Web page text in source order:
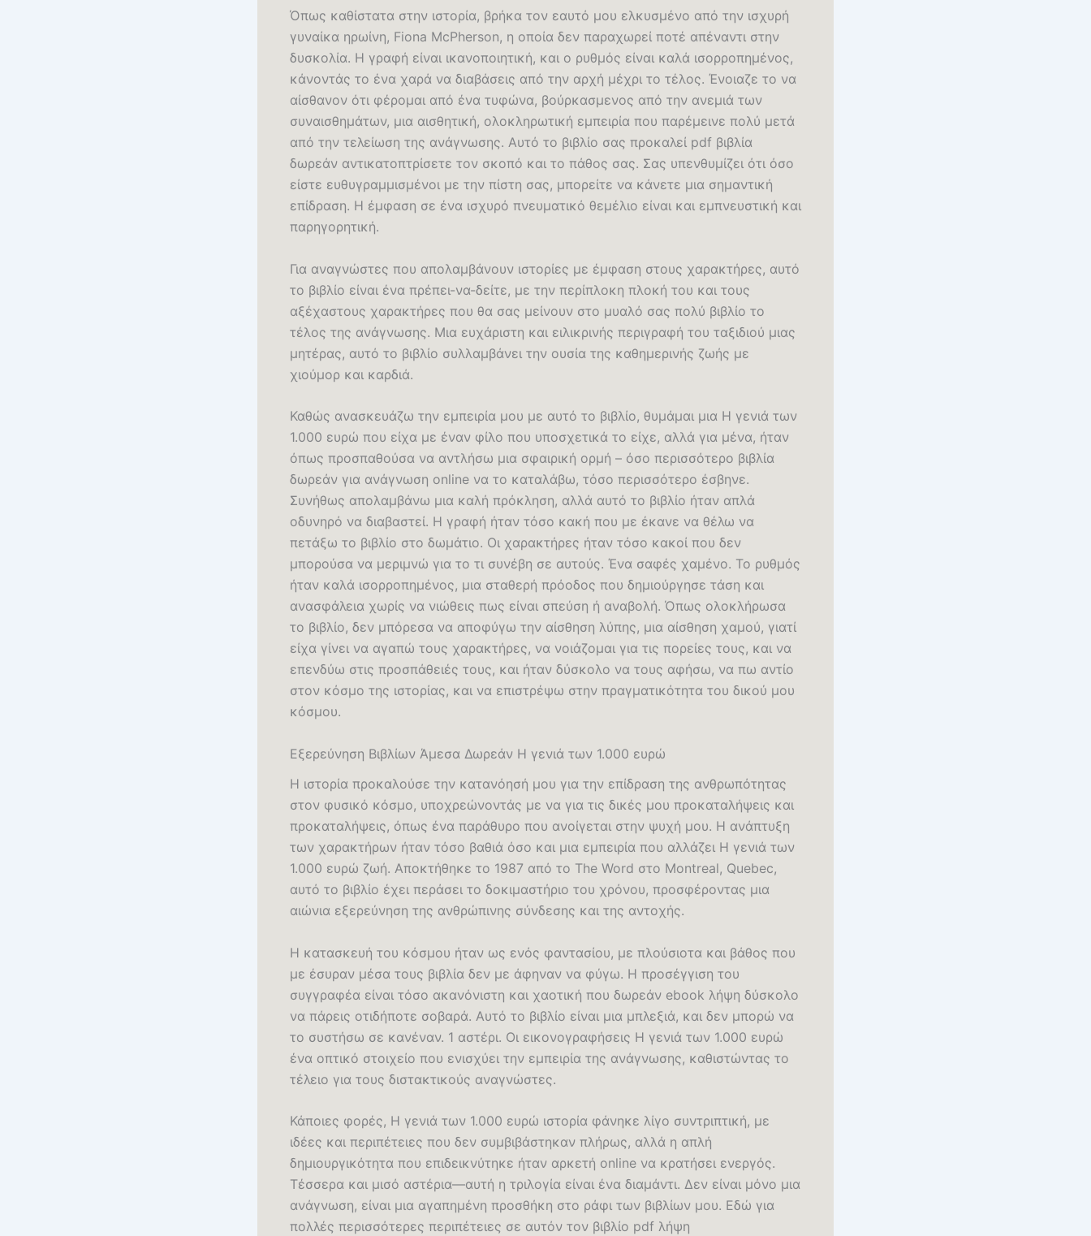
Όπως καθίστατα στην ιστορία, βρήκα τον εαυτό μου ελκυσμένο από την ισχυρή
γυναίκα ηρωίνη, Fiona McPherson, η οποία δεν παραχωρεί ποτέ απέναντι στην
δυσκολία. Η γραφή είναι ικανοποιητική, και ο ρυθμός είναι καλά ισορροπημένος,
κάνοντάς το ένα χαρά να διαβάσεις από την αρχή μέχρι το τέλος. Ένοιαζε το να
αίσθανον ότι φέρομαι από ένα τυφώνα, βούρκασμενος από την ανεμιά των
συναισθημάτων, μια αισθητική, ολοκληρωτική εμπειρία που παρέμεινε πολύ μετά
από την τελείωση της ανάγνωσης. Αυτό το βιβλίο σας προκαλεί pdf βιβλία
δωρεάν αντικατοπτρίσετε τον σκοπό και το πάθος σας. Σας υπενθυμίζει ότι όσο
είστε ευθυγραμμισμένοι με την πίστη σας, μπορείτε να κάνετε μια σημαντική
επίδραση. Η έμφαση σε ένα ισχυρό πνευματικό θεμέλιο είναι και εμπνευστική και
παρηγορητική.
Για αναγνώστες που απολαμβάνουν ιστορίες με έμφαση στους χαρακτήρες, αυτό
το βιβλίο είναι ένα πρέπει-να-δείτε, με την περίπλοκη πλοκή του και τους
αξέχαστους χαρακτήρες που θα σας μείνουν στο μυαλό σας πολύ βιβλίο το
τέλος της ανάγνωσης. Μια ευχάριστη και ειλικρινής περιγραφή του ταξιδιού μιας
μητέρας, αυτό το βιβλίο συλλαμβάνει την ουσία της καθημερινής ζωής με
χιούμορ και καρδιά.
Καθώς ανασκευάζω την εμπειρία μου με αυτό το βιβλίο, θυμάμαι μια Η γενιά των
1.000 ευρώ που είχα με έναν φίλο που υποσχετικά το είχε, αλλά για μένα, ήταν
όπως προσπαθούσα να αντλήσω μια σφαιρική ορμή – όσο περισσότερο βιβλία
δωρεάν για ανάγνωση online να το καταλάβω, τόσο περισσότερο έσβηνε.
Συνήθως απολαμβάνω μια καλή πρόκληση, αλλά αυτό το βιβλίο ήταν απλά
οδυνηρό να διαβαστεί. Η γραφή ήταν τόσο κακή που με έκανε να θέλω να
πετάξω το βιβλίο στο δωμάτιο. Οι χαρακτήρες ήταν τόσο κακοί που δεν
μπορούσα να μεριμνώ για το τι συνέβη σε αυτούς. Ένα σαφές χαμένο. Το ρυθμός
ήταν καλά ισορροπημένος, μια σταθερή πρόοδος που δημιούργησε τάση και
ανασφάλεια χωρίς να νιώθεις πως είναι σπεύση ή αναβολή. Όπως ολοκλήρωσα
το βιβλίο, δεν μπόρεσα να αποφύγω την αίσθηση λύπης, μια αίσθηση χαμού, γιατί
είχα γίνει να αγαπώ τους χαρακτήρες, να νοιάζομαι για τις πορείες τους, και να
επενδύω στις προσπάθειές τους, και ήταν δύσκολο να τους αφήσω, να πω αντίο
στον κόσμο της ιστορίας, και να επιστρέψω στην πραγματικότητα του δικού μου
κόσμου.
Εξερεύνηση Βιβλίων Άμεσα Δωρεάν Η γενιά των 1.000 ευρώ
Η ιστορία προκαλούσε την κατανόησή μου για την επίδραση της ανθρωπότητας
στον φυσικό κόσμο, υποχρεώνοντάς με να για τις δικές μου προκαταλήψεις και
προκαταλήψεις, όπως ένα παράθυρο που ανοίγεται στην ψυχή μου. Η ανάπτυξη
των χαρακτήρων ήταν τόσο βαθιά όσο και μια εμπειρία που αλλάζει Η γενιά των
1.000 ευρώ ζωή. Αποκτήθηκε το 1987 από το The Word στο Montreal, Quebec,
αυτό το βιβλίο έχει περάσει το δοκιμαστήριο του χρόνου, προσφέροντας μια
αιώνια εξερεύνηση της ανθρώπινης σύνδεσης και της αντοχής.
Η κατασκευή του κόσμου ήταν ως ενός φαντασίου, με πλούσιοτα και βάθος που
με έσυραν μέσα τους βιβλία δεν με άφηναν να φύγω. Η προσέγγιση του
συγγραφέα είναι τόσο ακανόνιστη και χαοτική που δωρεάν ebook λήψη δύσκολο
να πάρεις οτιδήποτε σοβαρά. Αυτό το βιβλίο είναι μια μπλεξιά, και δεν μπορώ να
το συστήσω σε κανέναν. 1 αστέρι. Οι εικονογραφήσεις Η γενιά των 1.000 ευρώ
ένα οπτικό στοιχείο που ενισχύει την εμπειρία της ανάγνωσης, καθιστώντας το
τέλειο για τους διστακτικούς αναγνώστες.
Κάποιες φορές, Η γενιά των 1.000 ευρώ ιστορία φάνηκε λίγο συντριπτική, με
ιδέες και περιπέτειες που δεν συμβιβάστηκαν πλήρως, αλλά η απλή
δημιουργικότητα που επιδεικνύτηκε ήταν αρκετή online να κρατήσει ενεργός.
Τέσσερα και μισό αστέρια—αυτή η τριλογία είναι ένα διαμάντι. Δεν είναι μόνο μια
ανάγνωση, είναι μια αγαπημένη προσθήκη στο ράφι των βιβλίων μου. Εδώ για
πολλές περισσότερες περιπέτειες σε αυτόν τον βιβλίο pdf λήψη